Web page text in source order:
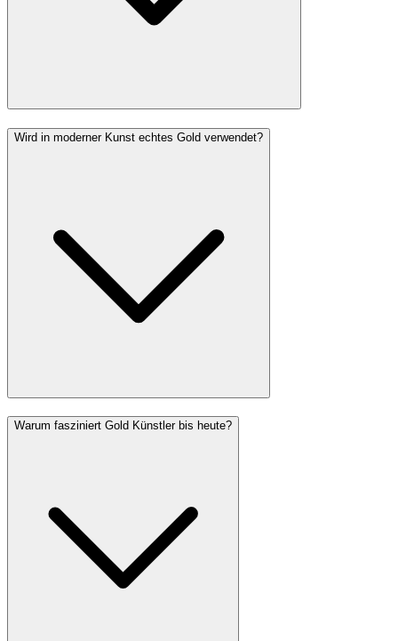
Wird in moderner Kunst echtes Gold verwendet?
Warum fasziniert Gold Künstler bis heute?